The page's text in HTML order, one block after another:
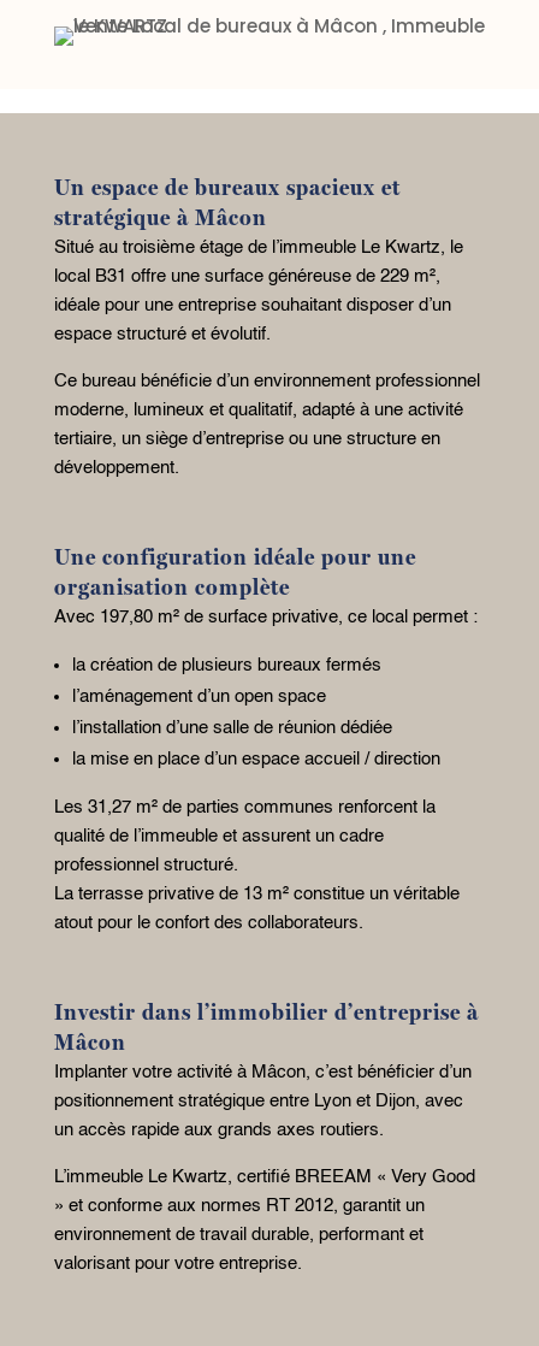
Un espace de bureaux spacieux et
stratégique à Mâcon
Situé au troisième étage de l’immeuble Le Kwartz, le
local B31 offre une surface généreuse de 229 m²,
idéale pour une entreprise souhaitant disposer d’un
espace structuré et évolutif.
Ce bureau bénéficie d’un environnement professionnel
moderne, lumineux et qualitatif, adapté à une activité
tertiaire, un siège d’entreprise ou une structure en
développement.
Une configuration idéale pour une
organisation complète
Avec 197,80 m² de surface privative, ce local permet :
la création de plusieurs bureaux fermés
l’aménagement d’un open space
l’installation d’une salle de réunion dédiée
la mise en place d’un espace accueil / direction
Les 31,27 m² de parties communes renforcent la
qualité de l’immeuble et assurent un cadre
professionnel structuré.
La terrasse privative de 13 m² constitue un véritable
atout pour le confort des collaborateurs.
Investir dans l’immobilier d’entreprise à
Mâcon
Implanter votre activité à Mâcon, c’est bénéficier d’un
positionnement stratégique entre Lyon et Dijon, avec
un accès rapide aux grands axes routiers.
L’immeuble Le Kwartz, certifié BREEAM « Very Good
» et conforme aux normes RT 2012, garantit un
environnement de travail durable, performant et
valorisant pour votre entreprise.